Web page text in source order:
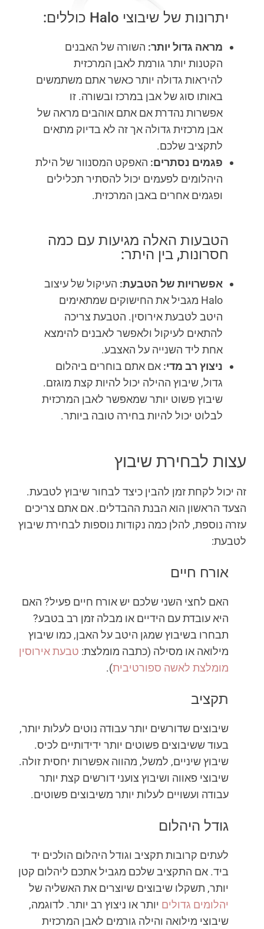
יתרונות של שיבוצי Halo כוללים:
מראה גדול יותר: השורה של האבנים
הקטנות יותר גורמת לאבן המרכזית
להיראות גדולה יותר כאשר אתם משתמשים
באותו סוג של אבן במרכז ובשורה. זו
אפשרות נהדרת אם אתם אוהבים מראה של
אבן מרכזית גדולה אך זה לא בדיוק מתאים
לתקציב שלכם.
פגמים נסתרים: האפקט המסנוור של הילת
היהלומים לפעמים יכול להסתיר תכלילים
ופגמים אחרים באבן המרכזית.
הטבעות האלה מגיעות עם כמה
חסרונות, בין היתר:
אפשרויות של הטבעת: העיקול של עיצוב
Halo מגביל את החישוקים שמתאימים
היטב לטבעת אירוסין. הטבעת צריכה
להתאים לעיקול ולאפשר לאבנים להימצא
אחת ליד השנייה על האצבע.
ניצוץ רב מדי: אם אתם בוחרים ביהלום
גדול, שיבוץ ההילה יכול להיות קצת מוגזם.
שיבוץ פשוט יותר שמאפשר לאבן המרכזית
לבלוט יכול להיות בחירה טובה ביותר.
עצות לבחירת שיבוץ
זה יכול לקחת זמן להבין כיצד לבחור שיבוץ לטבעת.
הצעד הראשון הוא הבנת ההבדלים. אם אתם צריכים
עזרה נוספת, להלן כמה נקודות נוספות לבחירת שיבוץ
לטבעת:
אורח חיים
האם לחצי השני שלכם יש אורח חיים פעיל? האם
היא עובדת עם הידיים או מבלה זמן רב בטבע?
תבחרו בשיבוץ שמגן היטב על האבן, כמו שיבוץ
מילואה או מסילה (כתבה מומלצת: טבעת אירוסין
מומלצת לאשה ספורטיבית).
תקציב
שיבוצים שדורשים יותר עבודה נוטים לעלות יותר,
בעוד ששיבוצים פשוטים יותר ידידותיים לכיס.
שיבוץ שיניים, למשל, מהווה אפשרות יחסית זולה.
שיבוצי פאווה ושיבוץ צועני דורשים קצת יותר
עבודה ועשויים לעלות יותר משיבוצים פשוטים.
גודל היהלום
לעתים קרובות תקציב וגודל היהלום הולכים יד
ביד. אם התקציב שלכם מגביל אתכם ליהלום קטן
יותר, תשקלו שיבוצים שיוצרים את האשליה של
יהלומים גדולים יותר או ניצוץ רב יותר. לדוגמה,
שיבוצי מילואה והילה גורמים לאבן המרכזית